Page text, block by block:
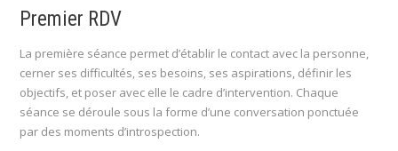
Premier RDV
La première séance permet d’établir le contact avec la personne,
cerner ses difficultés, ses besoins, ses aspirations, définir les
objectifs, et poser avec elle le cadre d’intervention. Chaque
séance se déroule sous la forme d’une conversation ponctuée
par des moments d’introspection.